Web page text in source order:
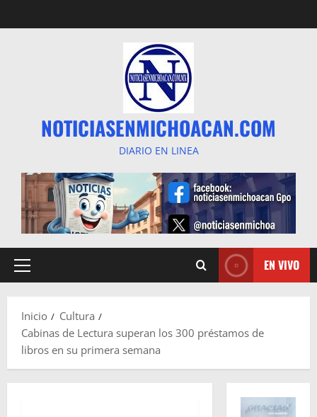
al
NOTICIASENMICHOACAN.COM
DIARIO EN LINEA
Menú
EN VIVO
Inicio
Cultura
Cabinas de Lectura superan los 300 préstamos de
libros en su primera semana